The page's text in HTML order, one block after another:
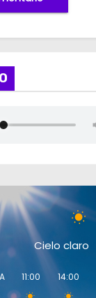
Cielo claro
11:00 14:00